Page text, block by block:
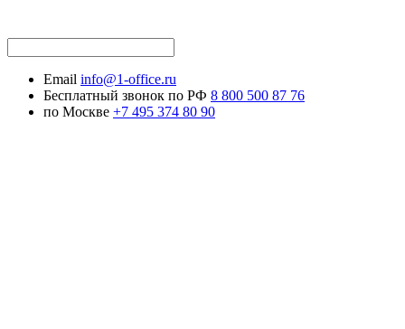
Email info@1-office.ru
Бесплатный звонок по РФ 8 800 500 87 76
по Москве +7 495 374 80 90